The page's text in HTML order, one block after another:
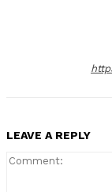
LEAVE A REPLY